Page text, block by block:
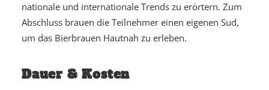
nationale und internationale Trends zu erörtern. Zum
Abschluss brauen die Teilnehmer einen eigenen Sud,
um das Bierbrauen Hautnah zu erleben.
Dauer & Kosten